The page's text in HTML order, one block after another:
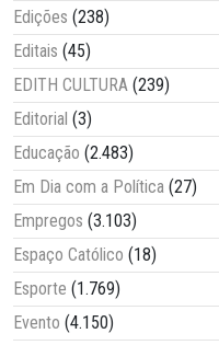
Edições (238)
Editais (45)
EDITH CULTURA (239)
Editorial (3)
Educação (2.483)
Em Dia com a Política (27)
Empregos (3.103)
Espaço Católico (18)
Esporte (1.769)
Evento (4.150)